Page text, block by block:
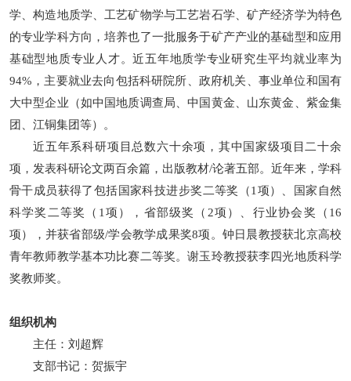
学、构造地质学、工艺矿物学与工艺岩石学、矿产经济学为特色
的专业学科方向，培养也了一批服务于矿产产业的基础型和应用
基础型地质专业人才。近五年地质学专业研究生平均就业率为
94%，主要就业去向包括科研院所、政府机关、事业单位和国有
大中型企业（如中国地质调查局、中国黄金、山东黄金、紫金集
团、江铜集团等）。
近五年系科研项目总数六十余项，其中国家级项目二十余
项，发表科研论文两百余篇，出版教材/论著五部。近年来，学科
骨干成员获得了包括国家科技进步奖二等奖（1项）、国家自然
科学奖二等奖（1项），省部级奖（2项）、行业协会奖（16
项），并获省部级/学会教学成果奖8项。钟日晨教授获北京高校
青年教师教学基本功比赛二等奖。谢玉玲教授获李四光地质科学
奖教师奖。
组织机构
主任：刘超辉
支部书记：贺振宇